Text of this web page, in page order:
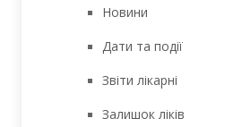
Новини
Дати та події
Звіти лікарні
Залишок ліків